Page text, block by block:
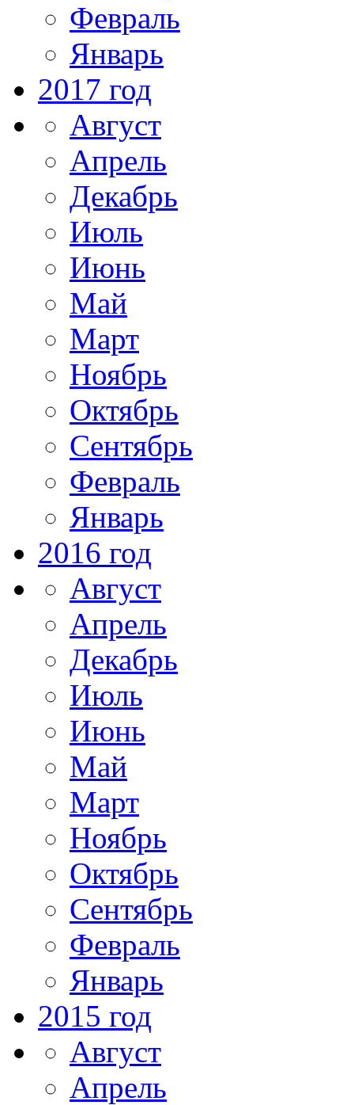
Февраль
Январь
2017 год
Август
Апрель
Декабрь
Июль
Июнь
Май
Март
Ноябрь
Октябрь
Сентябрь
Февраль
Январь
2016 год
Август
Апрель
Декабрь
Июль
Июнь
Май
Март
Ноябрь
Октябрь
Сентябрь
Февраль
Январь
2015 год
Август
Апрель